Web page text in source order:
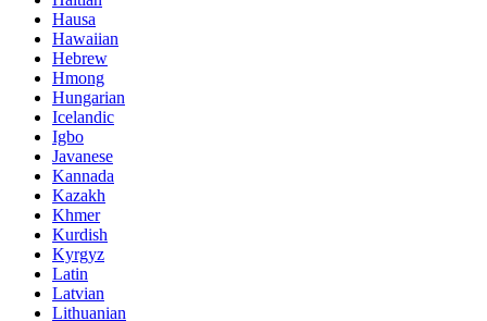
Hausa
Hawaiian
Hebrew
Hmong
Hungarian
Icelandic
Igbo
Javanese
Kannada
Kazakh
Khmer
Kurdish
Kyrgyz
Latin
Latvian
Lithuanian